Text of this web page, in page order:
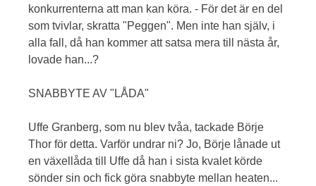
konkurrenterna att man kan köra. - För det är en del
som tvivlar, skratta "Peggen". Men inte han själv, i
alla fall, då han kommer att satsa mera till nästa år,
lovade han...?
SNABBYTE AV "LÅDA"
Uffe Granberg, som nu blev tvåa, tackade Börje
Thor för detta. Varför undrar ni? Jo, Börje lånade ut
en växellåda till Uffe då han i sista kvalet körde
sönder sin och fick göra snabbyte mellan heaten...